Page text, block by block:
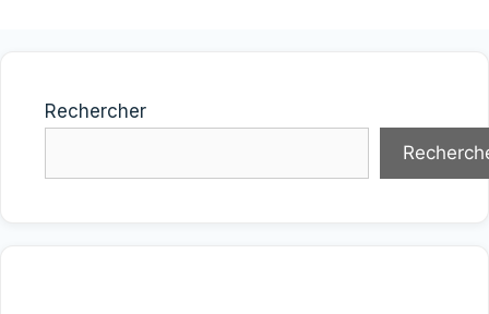
Rechercher